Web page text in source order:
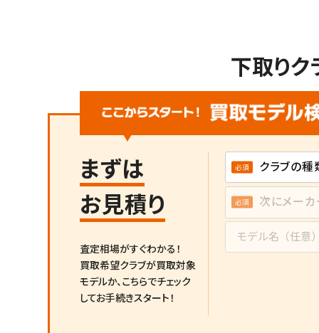
下取りク
まずは
お見積り
査定相場がすぐわかる！
買取希望クラブが買取対象
モデルか、 こちらでチェック
してお手続きスタート！